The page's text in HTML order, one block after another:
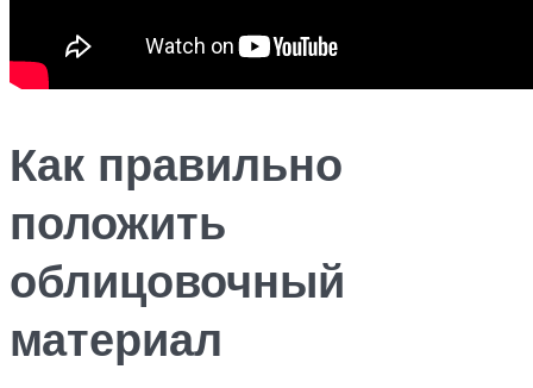
Как правильно
положить
облицовочный
материал